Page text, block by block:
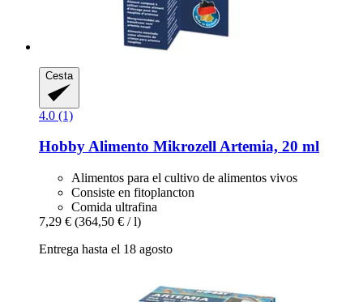
Cesta
4.0 (1)
HobbyAlimento Mikrozell Artemia, 20 ml
Alimentos para el cultivo de alimentos vivos
Consiste en fitoplancton
Comida ultrafina
7,29 € (364,50 € / l)
Entrega hasta el 18 agosto